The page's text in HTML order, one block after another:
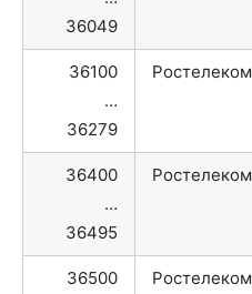
36049
36100
…
36279
Ростелеком
36400
…
36495
Ростелеком
36500
Ростелеком